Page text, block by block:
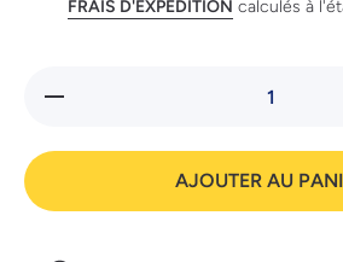
FRAIS D'EXPÉDITION calculés à
Réduire la quantité de
AJOUTER AU